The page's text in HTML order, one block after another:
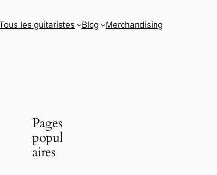
les guitaristes Blog Merchandising
Pages
popul
aires